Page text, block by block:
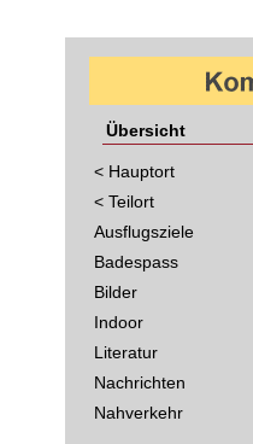
Übersicht
< Hauptort
< Teilort
Ausflugsziele
Badespass
Bilder
Indoor
Literatur
Nachrichten
Nahverkehr